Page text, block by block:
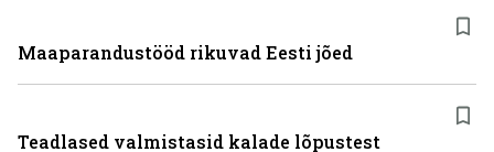
Maaparandustööd rikuvad Eesti jõed
Teadlased valmistasid kalade lõpustest